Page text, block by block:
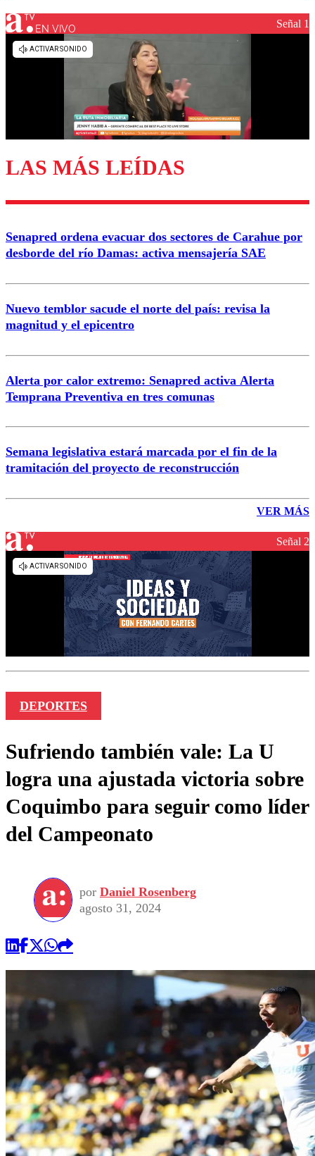
Los comentarios son moderados para garantizar un
diálogo respetuoso.
Enviar comentario
EN VIVO Señal 1
LAS MÁS LEÍDAS
Senapred ordena evacuar dos sectores de Carahue por
desborde del río Damas: activa mensajería SAE
Nuevo temblor sacude el norte del país: revisa la
magnitud y el epicentro
Alerta por calor extremo: Senapred activa Alerta
Temprana Preventiva en tres comunas
Semana legislativa estará marcada por el fin de la
tramitación del proyecto de reconstrucción
VER MÁS
Señal 2
DEPORTES
Sufriendo también vale: La U
logra una ajustada victoria sobre
Coquimbo para seguir como líder
del Campeonato
por Daniel Rosenberg
agosto 31, 2024